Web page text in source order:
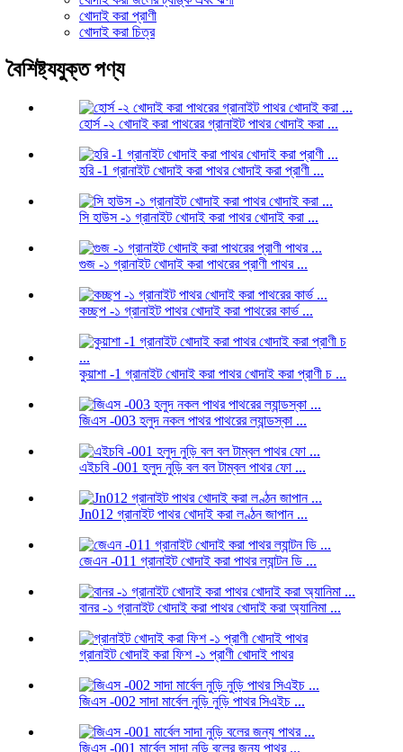
খোদাই করা প্রাণী
খোদাই করা চিত্র
বৈশিষ্ট্যযুক্ত পণ্য
হোর্স -২ খোদাই করা পাথরের গ্রানাইট পাথর খোদাই করা ...
হরি -1 গ্রানাইট খোদাই করা পাথর খোদাই করা প্রাণী ...
সি হাউস -১ গ্রানাইট খোদাই করা পাথর খোদাই করা ...
গুজ -১ গ্রানাইট খোদাই করা পাথরের প্রাণী পাথর ...
কচ্ছপ -১ গ্রানাইট পাথর খোদাই করা পাথরের কার্ভ ...
কুয়াশা -1 গ্রানাইট খোদাই করা পাথর খোদাই করা প্রাণী চ ...
জিএস -003 হলুদ নকল পাথর পাথরের ল্যান্ডস্কা ...
এইচবি -001 হলুদ নুড়ি বল বল টাম্বল পাথর ফো ...
Jn012 গ্রানাইট পাথর খোদাই করা লণ্ঠন জাপান ...
জেএন -011 গ্রানাইট খোদাই করা পাথর ল্যান্টন ডি ...
বানর -১ গ্রানাইট খোদাই করা পাথর খোদাই করা অ্যানিমা ...
গ্রানাইট খোদাই করা ফিশ -১ প্রাণী খোদাই পাথর
জিএস -002 সাদা মার্বেল নুড়ি নুড়ি পাথর সিএইচ ...
জিএস -001 মার্বেল সাদা নুড়ি বলের জন্য পাথর ...